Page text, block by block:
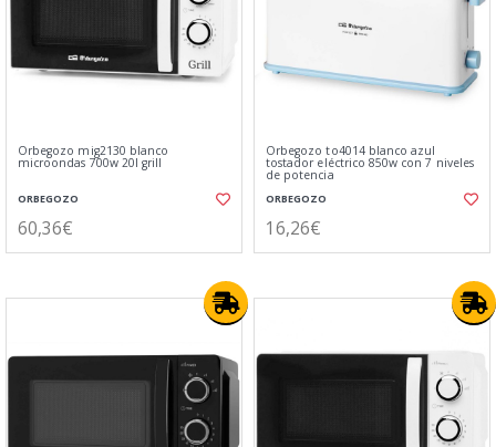
Orbegozo mig2130 blanco
microondas 700w 20l grill
ORBEGOZO
60,36€
Orbegozo to4014 blanco azul
tostador eléctrico 850w con 7 niveles
de potencia
ORBEGOZO
16,26€